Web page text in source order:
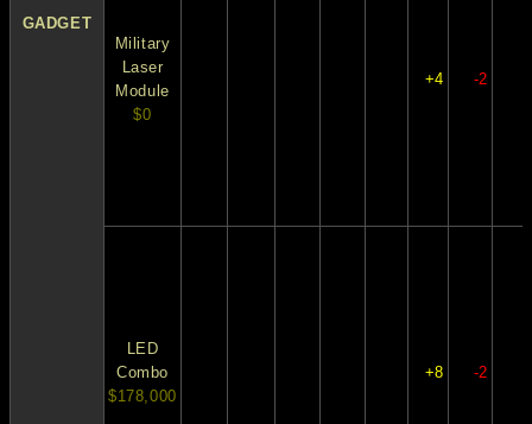
GADGET
Military
Laser
Module
$0
+4 -2
LED
Combo
$178,000
+8 -2